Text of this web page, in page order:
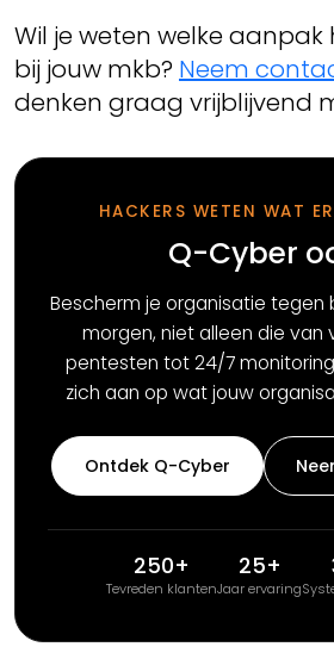
Wil je weten welke
bij jouw mkb? Neem
denken graag vrijblijvend
HACKERS WETEN WAT
Q-Cyber
Bescherm je organisatie tegen
morgen, niet alleen die van
pentesten tot 24/7
zich aan op wat jouw
Ontdek Q-Cyber
250+
Tevreden klanten
25+
Jaar ervaring